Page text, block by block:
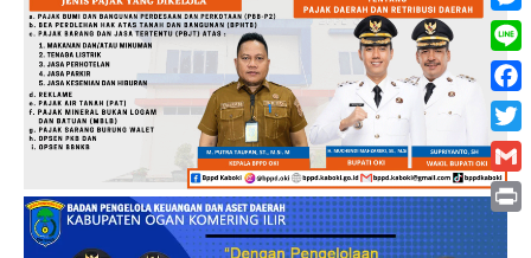
Line
Print